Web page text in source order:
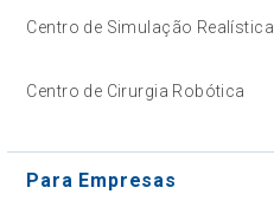
Centro de Simulação Realística
Centro de Cirurgia Robótica
Para Empresas